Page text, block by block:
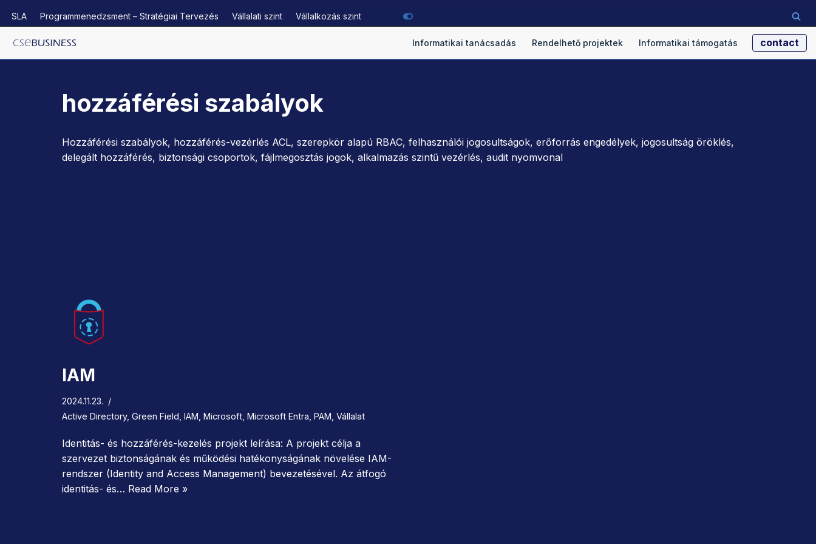
Skip
SLA Programmenedzsment – Stratégiai Tervezés Vállalati szint Vállalkozás szint
Informatikai tanácsadás Rendelhető projektek Informatikai támogatás contact
hozzáférési szabályok
Hozzáférési szabályok, hozzáférés-vezérlés ACL, szerepkör alapú RBAC, felhasználói jogosultságok, erőforrás engedélyek, jogosultság öröklés,
delegált hozzáférés, biztonsági csoportok, fájlmegosztás jogok, alkalmazás szintű vezérlés, audit nyomvonal
IAM
2024.11.23.
Active Directory, Green Field IAM Microsoft Microsoft Entra PAM Vállalat
Identitás- és hozzáférés-kezelés projekt leírása: A projekt célja a
szervezet biztonságának és működési hatékonyságának növelése IAM-
rendszer (Identity and Access Management) bevezetésével. Az átfogó
identitás- és… Read More »